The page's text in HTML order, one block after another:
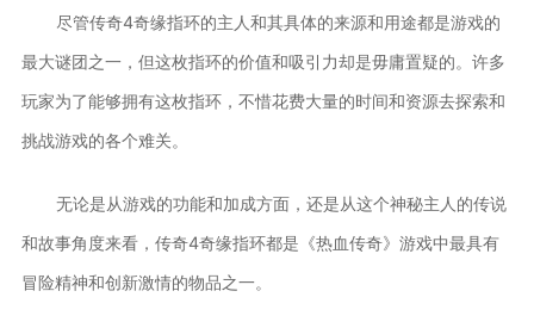
尽管传奇4奇缘指环的主人和其具体的来源和用途都是游戏的
最大谜团之一，但这枚指环的价值和吸引力却是毋庸置疑的。许多
玩家为了能够拥有这枚指环，不惜花费大量的时间和资源去探索和
挑战游戏的各个难关。
无论是从游戏的功能和加成方面，还是从这个神秘主人的传说
和故事角度来看，传奇4奇缘指环都是《热血传奇》游戏中最具有
冒险精神和创新激情的物品之一。